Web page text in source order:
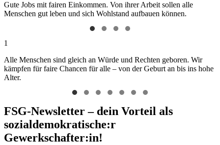
Gute Jobs mit fairen Einkommen. Von ihrer Arbeit sollen alle
Menschen gut leben und sich Wohlstand aufbauen können.
1
Alle Menschen sind gleich an Würde und Rechten geboren. Wir
kämpfen für faire Chancen für alle – von der Geburt an bis ins hohe
Alter.
FSG-Newsletter – dein Vorteil als
sozialdemokratische:r
Gewerkschafter:in!